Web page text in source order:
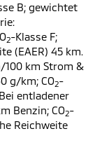
B; gewichtet
2-Klasse F;
(EAER) 45 km.
100 km Strom &
g/km; CO2-
entladener
Benzin; CO2-
Reichweite